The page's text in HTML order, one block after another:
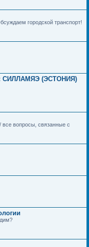
городской транспорт!
(ЭСТОНИЯ)
вопросы, связанные с